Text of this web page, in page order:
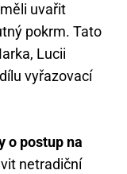
uvařit
pokrm. Tato
Lucii
vyřazovací
o postup na
netradiční